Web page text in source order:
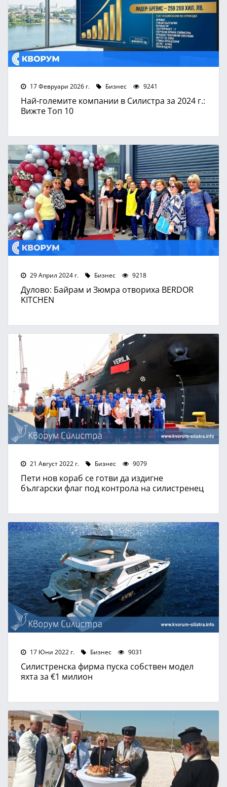
17 Февруари 2026 г. Бизнес 9241
Най-големите компании в Силистра за 2024 г.:
Вижте Топ 10
29 Април 2024 г. Бизнес 9218
Дулово: Байрам и Зюмра отвориха BERDOR
KITCHЕN
21 Август 2022 г. Бизнес 9079
Пети нов кораб се готви да издигне
български флаг под контрола на силистренец
17 Юни 2022 г. Бизнес 9031
Силистренска фирма пуска собствен модел
яхта за €1 милион